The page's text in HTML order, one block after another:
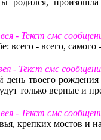
- Текст смс
всего - всего,
- Текст смс
день твоего
только верные и
- Текст смс
крепких мостов и